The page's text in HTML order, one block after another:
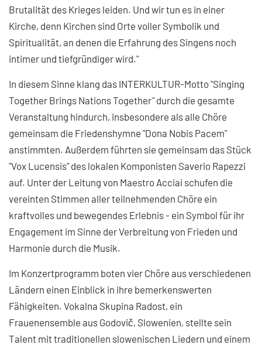
Brutalität des Krieges leiden. Und wir tun es in einer
Kirche, denn Kirchen sind Orte voller Symbolik und
Spiritualität, an denen die Erfahrung des Singens noch
intimer und tiefgründiger wird."
In diesem Sinne klang das INTERKULTUR-Motto "Singing
Together Brings Nations Together" durch die gesamte
Veranstaltung hindurch, insbesondere als alle Chöre
gemeinsam die Friedenshymne "Dona Nobis Pacem"
anstimmten. Außerdem führten sie gemeinsam das Stück
"Vox Lucensis" des lokalen Komponisten Saverio Rapezzi
auf. Unter der Leitung von Maestro Acciai schufen die
vereinten Stimmen aller teilnehmenden Chöre ein
kraftvolles und bewegendes Erlebnis - ein Symbol für ihr
Engagement im Sinne der Verbreitung von Frieden und
Harmonie durch die Musik.
Im Konzertprogramm boten vier Chöre aus verschiedenen
Ländern einen Einblick in ihre bemerkenswerten
Fähigkeiten. Vokalna Skupina Radost, ein
Frauenensemble aus Godovič, Slowenien, stellte sein
Talent mit traditionellen slowenischen Liedern und einem